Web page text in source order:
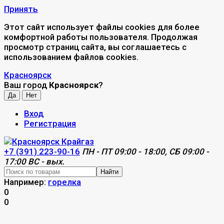
Принять
Этот сайт использует файлы cookies для более
комфортной работы пользователя. Продолжая
просмотр страниц сайта, вы соглашаетесь с
использованием файлов cookies.
Красноярск
Ваш город Красноярск?
Вход
Регистрация
+7 (391) 223-90-16 ПН - ПТ 09:00 - 18:00, СБ 09:00 -
17:00 ВС - вых.
Найти
Например: горелка
0
0